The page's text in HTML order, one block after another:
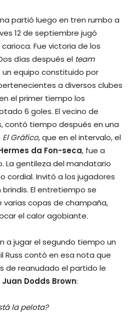
partió luego en tren rumbo a
12 de septiembre jugó
Fue victoria de los
días después el team
equipo constituido por
a diversos clubes
el primer tiempo los
6 goles. El vecino de
contó tiempo después en una
El Gráfico, que en el intervalo, el
da Fon-seca, fue a
La gentileza del mandatario
cordial. Invitó a los jugadores
El entretiempo se
varias copas de champaña,
el calor agobiante.
a jugar el segundo tiempo un
Russ contó en esa nota que
de reanudado el partido le
Juan Dodds Brown:
la pelota?